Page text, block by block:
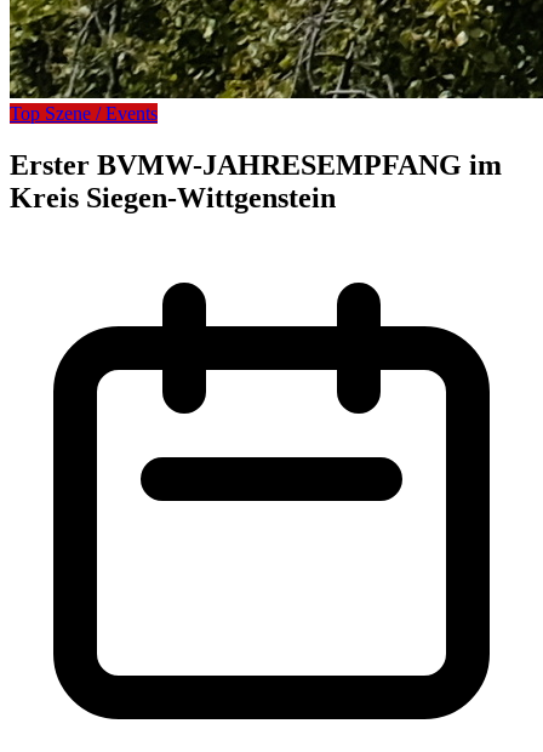
Top Szene / Events
Erster BVMW-JAHRESEMPFANG im
Kreis Siegen-Wittgenstein